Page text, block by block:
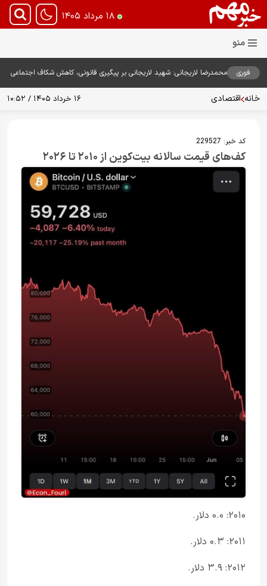
۱۸ مرداد ۱۴۰۵
فوری
محمدرضا لاریجانی: شهید لاریجانی بر پیگیری قانونی، کاهش شکاف اجتماعی
خانه اقتصادی ۱۶ خرداد ۱۴۰۵ / ۱۰:۵۲
کد خبر: 229527
کف‌های قیمت سالانه بیت‌کوین از ۲۰۱۰ تا ۲۰۲۶
۲۰۱۰: ۰.۰ دلار.
۲۰۱۱: ۰.۳ دلار.
۲۰۱۲: ۳.۹ دلار.